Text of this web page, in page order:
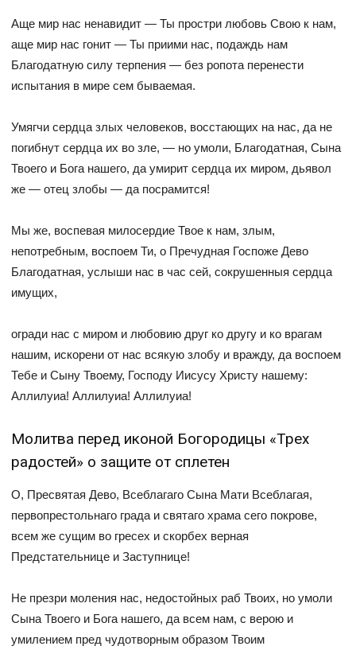
Аще мир нас ненавидит — Ты простри любовь Свою к нам,
аще мир нас гонит — Ты приими нас, подаждь нам
Благодатную силу терпения — без ропота перенести
испытания в мире сем бываемая.
Умягчи сердца злых человеков, восстающих на нас, да не
погибнут сердца их во зле, — но умоли, Благодатная, Сына
Твоего и Бога нашего, да умирит сердца их миром, дьявол
же — отец злобы — да посрамится!
Мы же, воспевая милосердие Твое к нам, злым,
непотребным, воспоем Ти, о Пречудная Госпоже Дево
Благодатная, услыши нас в час сей, сокрушенныя сердца
имущих,
огради нас с миром и любовию друг ко другу и ко врагам
нашим, искорени от нас всякую злобу и вражду, да воспоем
Тебе и Сыну Твоему, Господу Иисусу Христу нашему:
Аллилуиа! Аллилуиа! Аллилуиа!
Молитва перед иконой Богородицы «Трех
радостей» о защите от сплетен
О, Пресвятая Дево, Всеблагаго Сына Мати Всеблагая,
первопрестольнаго града и святаго храма сего покрове,
всем же сущим во гресех и скорбех верная
Предстательнице и Заступнице!
Не презри моления нас, недостойных раб Твоих, но умоли
Сына Твоего и Бога нашего, да всем нам, с верою и
умилением пред чудотворным образом Твоим